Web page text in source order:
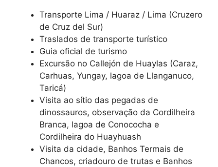
Transporte Lima / Huaraz / Lima (Cruzero
de Cruz del Sur)
Traslados de transporte turístico
Guia oficial de turismo
Excursão no Callejón de Huaylas (Caraz,
Carhuas, Yungay, lagoa de Llanganuco,
Taricá)
Visita ao sítio das pegadas de
dinossauros, observação da Cordilheira
Branca, lagoa de Conococha e
Cordilheira do Huayhuash
Visita da cidade, Banhos Termais de
Chancos, criadouro de trutas e Banhos